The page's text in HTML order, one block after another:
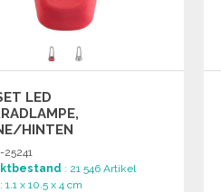
LED
HINTEN
25241
: 21 546 Artikel
: 1.1 x 10.5 x 4 cm